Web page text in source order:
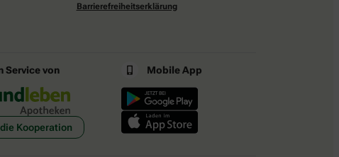
Barrierefreiheitserklärung
Service von
Kooperation
Mobile App